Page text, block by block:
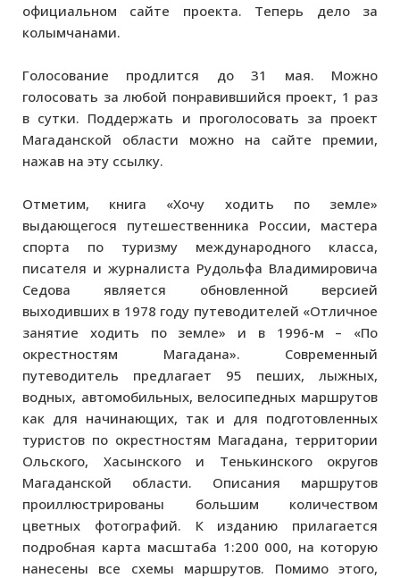
официальном сайте проекта. Теперь дело за
колымчанами.
Голосование продлится до 31 мая. Можно
голосовать за любой понравившийся проект, 1 раз
в сутки. Поддержать и проголосовать за проект
Магаданской области можно на сайте премии,
нажав на эту ссылку.
Отметим, книга «Хочу ходить по земле»
выдающегося путешественника России, мастера
спорта по туризму международного класса,
писателя и журналиста Рудольфа Владимировича
Седова является обновленной версией
выходивших в 1978 году путеводителей «Отличное
занятие ходить по земле» и в 1996-м – «По
окрестностям Магадана». Современный
путеводитель предлагает 95 пеших, лыжных,
водных, автомобильных, велосипедных маршрутов
как для начинающих, так и для подготовленных
туристов по окрестностям Магадана, территории
Ольского, Хасынского и Тенькинского округов
Магаданской области. Описания маршрутов
проиллюстрированы большим количеством
цветных фотографий. К изданию прилагается
подробная карта масштаба 1:200 000, на которую
нанесены все схемы маршрутов. Помимо этого,